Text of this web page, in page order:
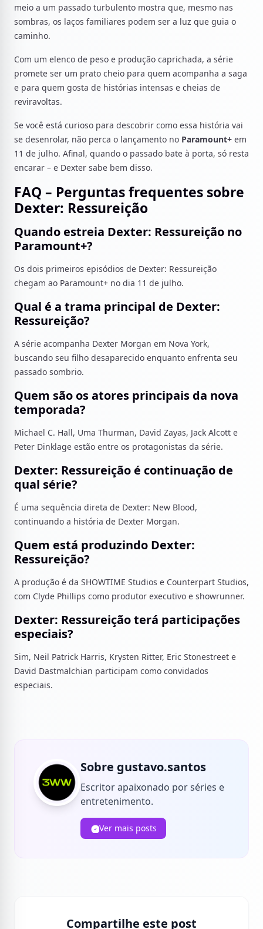
meio a um passado turbulento mostra que, mesmo nas
sombras, os laços familiares podem ser a luz que guia o
caminho.
Com um elenco de peso e produção caprichada, a série
promete ser um prato cheio para quem acompanha a saga
e para quem gosta de histórias intensas e cheias de
reviravoltas.
Se você está curioso para descobrir como essa história vai
se desenrolar, não perca o lançamento no Paramount+ em
11 de julho. Afinal, quando o passado bate à porta, só resta
encarar – e Dexter sabe bem disso.
FAQ – Perguntas frequentes sobre
Dexter: Ressureição
Quando estreia Dexter: Ressureição no
Paramount+?
Os dois primeiros episódios de Dexter: Ressureição
chegam ao Paramount+ no dia 11 de julho.
Qual é a trama principal de Dexter:
Ressureição?
A série acompanha Dexter Morgan em Nova York,
buscando seu filho desaparecido enquanto enfrenta seu
passado sombrio.
Quem são os atores principais da nova
temporada?
Michael C. Hall, Uma Thurman, David Zayas, Jack Alcott e
Peter Dinklage estão entre os protagonistas da série.
Dexter: Ressureição é continuação de
qual série?
É uma sequência direta de Dexter: New Blood,
continuando a história de Dexter Morgan.
Quem está produzindo Dexter:
Ressureição?
A produção é da SHOWTIME Studios e Counterpart Studios,
com Clyde Phillips como produtor executivo e showrunner.
Dexter: Ressureição terá participações
especiais?
Sim, Neil Patrick Harris, Krysten Ritter, Eric Stonestreet e
David Dastmalchian participam como convidados
especiais.
Sobre gustavo.santos
Escritor apaixonado por séries e
entretenimento.
Ver mais posts
Compartilhe este post